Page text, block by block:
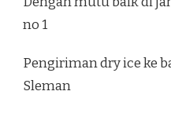
no 1
Pengiriman dry ice ke
Sleman